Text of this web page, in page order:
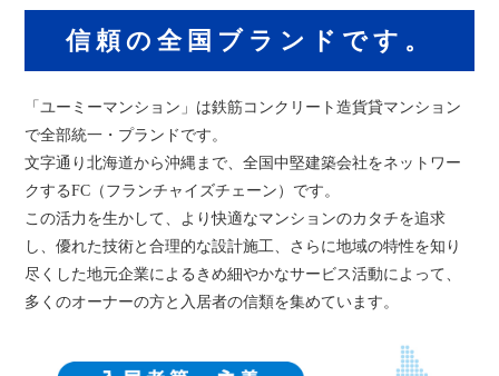
信頼の全国ブランドです。
「ユーミーマンション」は鉄筋コンクリート造貨貸マンション
で全部統一・プランドです。
文字通り北海道から沖縄まで、全国中堅建築会社をネットワー
クするFC（フランチャイズチェーン）です。
この活力を生かして、より快適なマンションのカタチを追求
し、優れた技術と合理的な設計施工、 さらに地域の特性を知り
尽くした地元企業によるきめ細やかなサービス活動によって、
多くのオーナーの方と入居者の信類を集めています。